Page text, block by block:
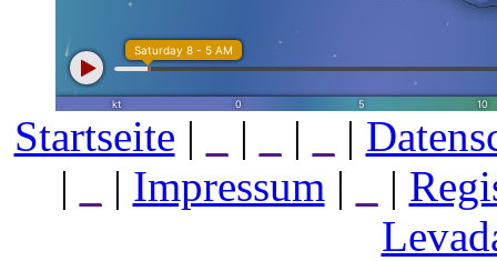
Startseite | | | |
|
| Impressum | |